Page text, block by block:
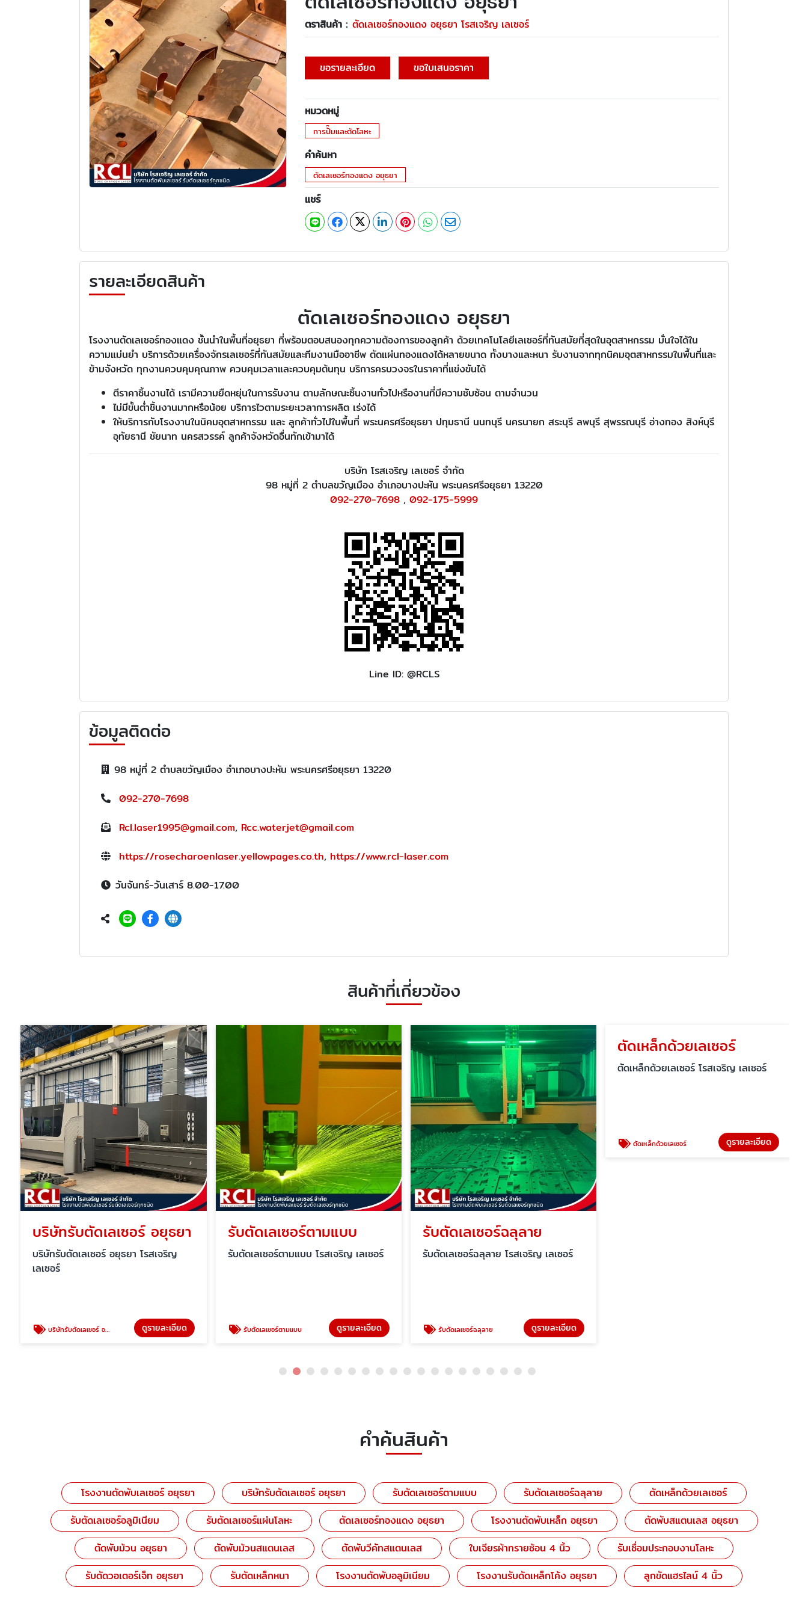
ตราสินค้า : ตัดเลเซอร์ทองแดง อยุธยา โรสเจริญ เลเซอร์
ขอรายละเอียด ขอใบเสนอราคา
หมวดหมู่
การปั๊มและตัดโลหะ
คำค้นหา
ตัดเลเซอร์ทองแดง อยุธยา
แชร์
รายละเอียดสินค้า
ตัดเลเซอร์ทองแดง อยุธยา
โรงงานตัดเลเซอร์ทองแดง ชั้นนำในพื้นที่อยุธยา ที่พร้อมตอบสนองทุกความต้องการของลูกค้า ด้วยเทคโนโลยีเลเซอร์ที่ทันสมัยที่สุดในอุตสาหกรรม มั่นใจได้ใน
ความแม่นยำ บริการด้วยเครื่องจักรเลเซอร์ที่ทันสมัยและทีมงานมืออาชีพ ตัดแผ่นทองแดงได้หลายขนาด ทั้งบางและหนา รับงานจากทุกนิคมอุตสาหกรรมในพื้นที่และ
ข้ามจังหวัด ทุกงานควบคุมคุณภาพ ควบคุมเวลาและควบคุมต้นทุน บริการครบวงจรในราคาที่แข่งขันได้
ตีราคาชิ้นงานได้ เรามีความยืดหยุ่นในการรับงาน ตามลักษณะชิ้นงานทั่วไปหรืองานที่มีความซับซ้อน ตามจำนวน
ไม่มีขั้นต่ำชิ้นงานมากหรือน้อย บริการไวตามระยะเวลาการผลิต เร่งได้
ให้บริการกับโรงงานในนิคมอุตสาหกรรม และ ลูกค้าทั่วไปในพื้นที่ พระนครศรีอยุธยา ปทุมธานี นนทบุรี นครนายก สระบุรี ลพบุรี สุพรรณบุรี อ่างทอง สิงห์บุรี
อุทัยธานี ชัยนาท นครสวรรค์ ลูกค้าจังหวัดอื่นทักเข้ามาได้
บริษัท โรสเจริญ เลเซอร์ จำกัด
98 หมู่ที่ 2 ตำบลขวัญเมือง อำเภอบางปะหัน พระนครศรีอยุธยา 13220
092-270-7698 , 092-175-5999
Line ID: @RCLS
ข้อมูลติดต่อ
98 หมู่ที่ 2 ตำบลขวัญเมือง อำเภอบางปะหัน พระนครศรีอยุธยา 13220
092-270-7698
Rcl.laser1995@gmail.com, Rcc.waterjet@gmail.com
https://rosecharoenlaser.yellowpages.co.th, https://www.rcl-laser.com
วันจันทร์-วันเสาร์ 8.00-17.00
สินค้าที่เกี่ยวข้อง
บริษัทรับตัดเลเซอร์ อยุธยา
บริษัทรับตัดเลเซอร์ อยุธยา โรสเจริญ
เลเซอร์
บริษัทรับตัดเลเซอร์ อยุธยา ดูรายละเอียด
รับตัดเลเซอร์ตามแบบ
รับตัดเลเซอร์ตามแบบ โรสเจริญ เลเซอร์
รับตัดเลเซอร์ตามแบบ ดูรายละเอียด
รับตัดเลเซอร์ฉลุลาย
รับตัดเลเซอร์ฉลุลาย โรสเจริญ เลเซอร์
รับตัดเลเซอร์ฉลุลาย ดูรายละเอียด
คำค้นสินค้า
โรงงานตัดพับเลเซอร์ อยุธยา บริษัทรับตัดเลเซอร์ อยุธยา รับตัดเลเซอร์ตามแบบ รับตัดเลเซอร์ฉลุลาย
ตัดเหล็กด้วยเลเซอร์
รับตัดเลเซอร์อลูมิเนียม
รับตัดเลเซอร์แผ่นโลหะ ตัดเลเซอร์ทองแดง อยุธยา โรงงานตัดพับเหล็ก อยุธยา
ตัดพับสแตนเลส อยุธยา
ตัดพับม้วน อยุธยา
ตัดพับม้วนสแตนเลส ตัดพับวีคัทสแตนเลส ใบเจียรผ้าทรายซ้อน 4 นิ้ว
รับเชื่อมประกอบงานโลหะ
รับตัดวอเตอร์เจ็ท อยุธยา
รับตัดเหล็กหนา โรงงานตัดพับอลูมิเนียม โรงงานรับดัดเหล็กโค้ง อยุธยา ลูกขัดแฮรไลน์ 4 นิ้ว